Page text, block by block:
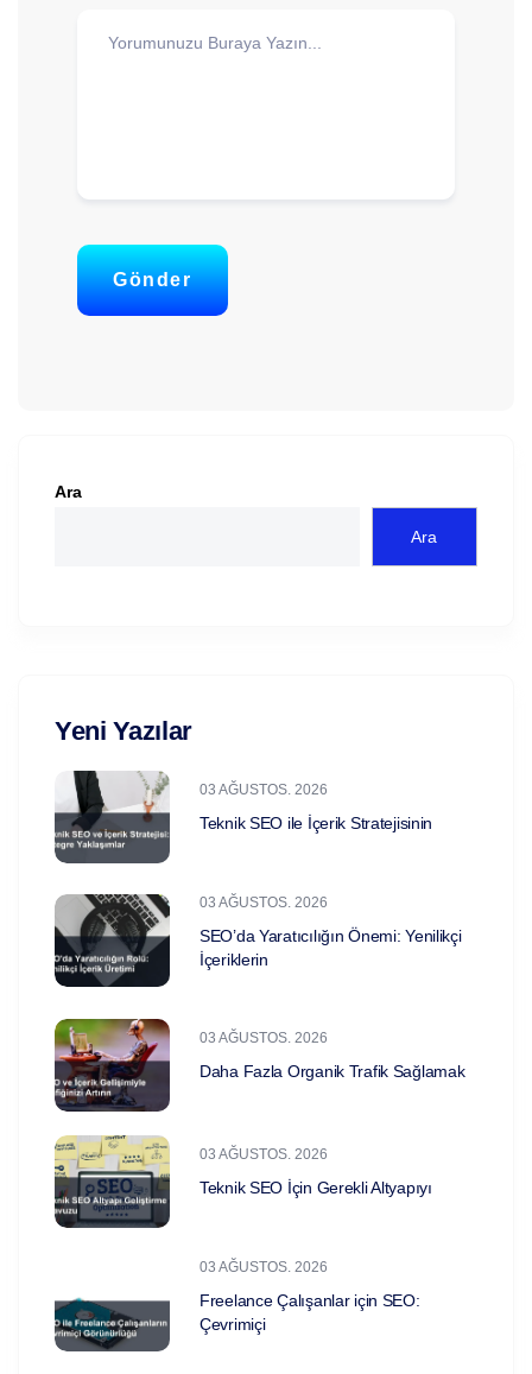
Gönder
Ara
Ara
Yeni Yazılar
03 AĞUSTOS. 2026
Teknik SEO ile İçerik Stratejisinin
03 AĞUSTOS. 2026
SEO’da Yaratıcılığın Önemi: Yenilikçi
İçeriklerin
03 AĞUSTOS. 2026
Daha Fazla Organik Trafik Sağlamak
03 AĞUSTOS. 2026
Teknik SEO İçin Gerekli Altyapıyı
03 AĞUSTOS. 2026
Freelance Çalışanlar için SEO:
Çevrimiçi